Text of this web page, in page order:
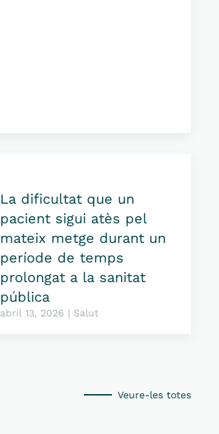
La dificultat que un
pacient sigui atès pel
mateix metge durant un
període de temps
prolongat a la sanitat
pública
abril 13, 2026 | Salut
Veure-les totes